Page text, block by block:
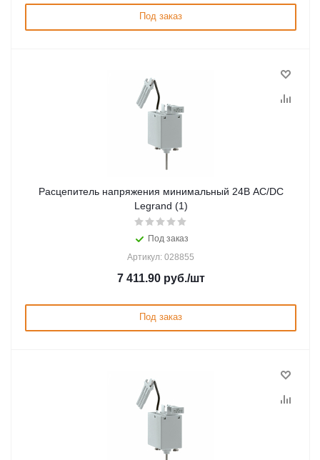
Под заказ
Расцепитель напряжения минимальный 24В AC/DC
Legrand (1)
Под заказ
Артикул: 028855
7 411.90руб./шт
Под заказ